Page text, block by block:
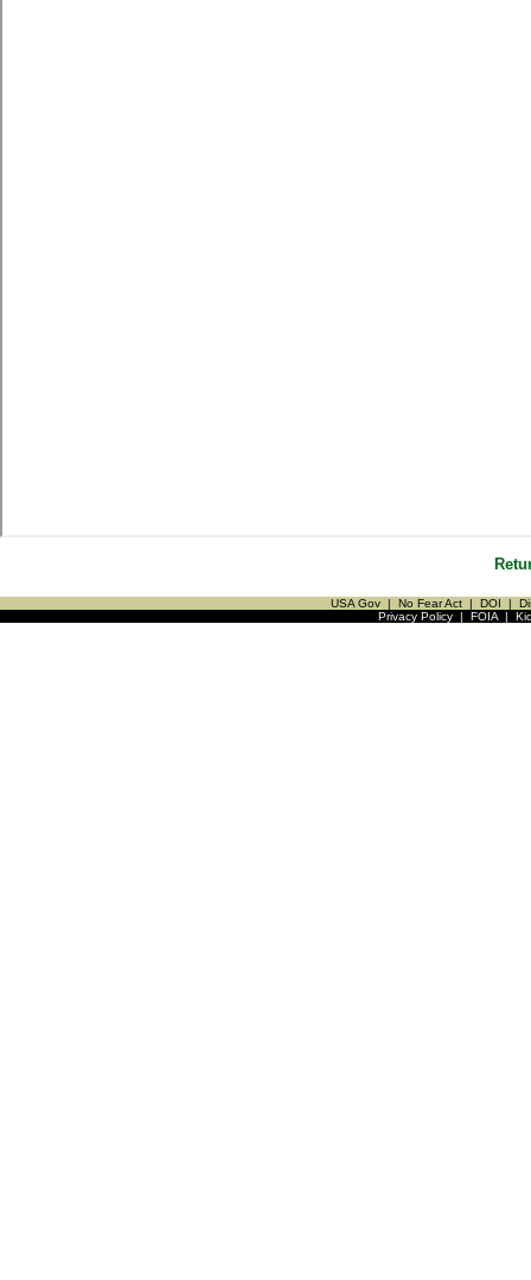
USA Gov | No Fear Act | DOI |
Privacy Policy| FOIA|